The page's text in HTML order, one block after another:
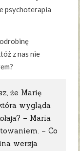
psychoterapia
z nas nie
że Marię
wygląda
– Maria
– Co
wersja